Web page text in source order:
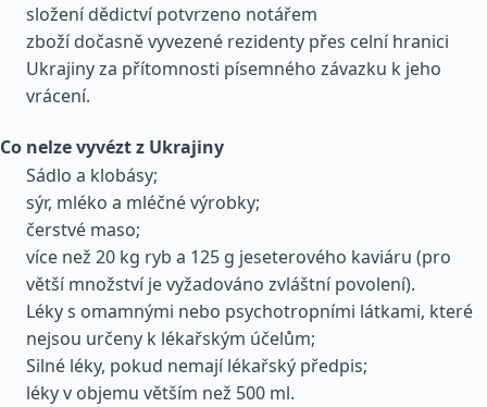
složení dědictví potvrzeno notářem
zboží dočasně vyvezené rezidenty přes celní hranici
Ukrajiny za přítomnosti písemného závazku k jeho
vrácení.
Co nelze vyvézt z Ukrajiny
Sádlo a klobásy;
sýr, mléko a mléčné výrobky;
čerstvé maso;
více než 20 kg ryb a 125 g jeseterového kaviáru (pro
větší množství je vyžadováno zvláštní povolení).
Léky s omamnými nebo psychotropními látkami, které
nejsou určeny k lékařským účelům;
Silné léky, pokud nemají lékařský předpis;
léky v objemu větším než 500 ml.